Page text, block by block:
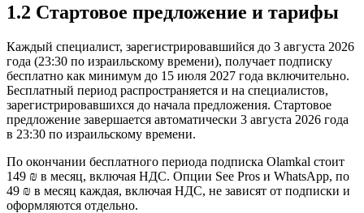
1.2 Стартовое предложение и тарифы
Каждый специалист, зарегистрировавшийся до 3 августа 2026
года (23:30 по израильскому времени), получает подписку
бесплатно как минимум до 15 июля 2027 года включительно.
Бесплатный период распространяется и на специалистов,
зарегистрировавшихся до начала предложения. Стартовое
предложение завершается автоматически 3 августа 2026 года
в 23:30 по израильскому времени.
По окончании бесплатного периода подписка Olamkal стоит
149 ₪ в месяц, включая НДС. Опции See Pros и WhatsApp, по
49 ₪ в месяц каждая, включая НДС, не зависят от подписки и
оформляются отдельно.